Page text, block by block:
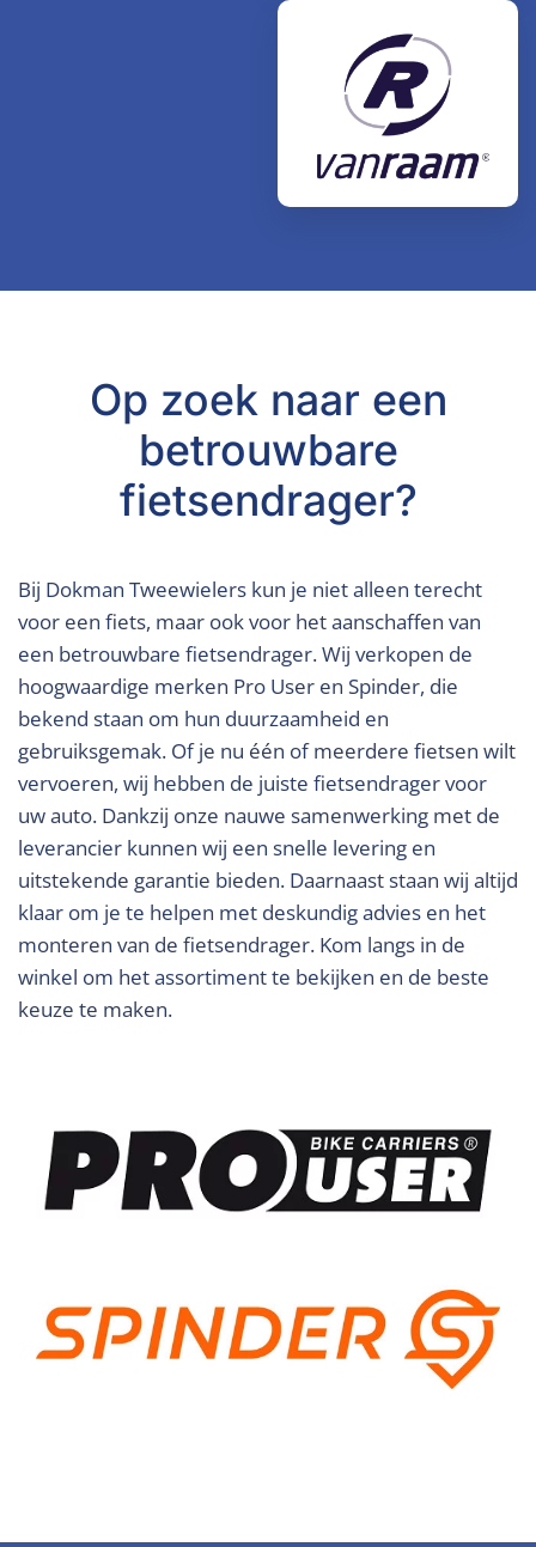
Op zoek naar een
betrouwbare
fietsendrager?
Bij Dokman Tweewielers kun je niet alleen terecht
voor een fiets, maar ook voor het aanschaffen van
een betrouwbare fietsendrager. Wij verkopen de
hoogwaardige merken Pro User en Spinder, die
bekend staan om hun duurzaamheid en
gebruiksgemak. Of je nu één of meerdere fietsen wilt
vervoeren, wij hebben de juiste fietsendrager voor
uw auto. Dankzij onze nauwe samenwerking met de
leverancier kunnen wij een snelle levering en
uitstekende garantie bieden. Daarnaast staan wij altijd
klaar om je te helpen met deskundig advies en het
monteren van de fietsendrager. Kom langs in de
winkel om het assortiment te bekijken en de beste
keuze te maken.